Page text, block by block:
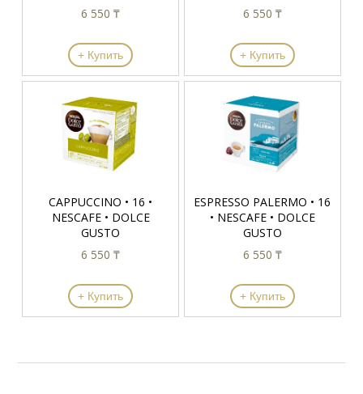
6 550 ₸
+ Купить
6 550 ₸
+ Купить
CAPPUCCINO • 16 •
NESCAFE • DOLCE
GUSTO
6 550 ₸
+ Купить
ESPRESSO PALERMO • 16
• NESCAFE • DOLCE
GUSTO
6 550 ₸
+ Купить